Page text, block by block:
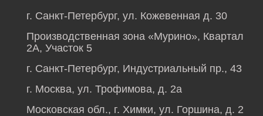
г. Санкт-Петербург, ул. Кожевенная д. 30
Производственная зона «Мурино», Квартал
2А, Участок 5
г. Санкт-Петербург, Индустриальный пр., 43
г. Москва, ул. Трофимова, д. 2а
Московская обл., г. Химки, ул. Горшина, д. 2